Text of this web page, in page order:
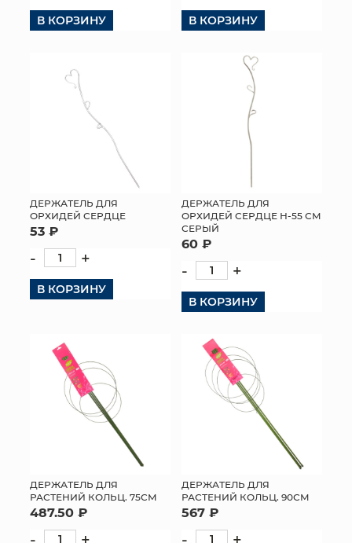
ТОРГОВЫЙ ЦЕНТР
ОПТОВЫМ КЛИЕНТАМ
ДОСТАВКА И ОПЛАТА
КОНТАКТЫ
В КОРЗИНУ В КОРЗИНУ
ДЕРЖАТЕЛЬ ДЛЯ
ОРХИДЕЙ СЕРДЦЕ
53 ₽
- +
В КОРЗИНУ
ДЕРЖАТЕЛЬ ДЛЯ
ОРХИДЕЙ СЕРДЦЕ Н-55 СМ
СЕРЫЙ
60 ₽
- +
В КОРЗИНУ
ДЕРЖАТЕЛЬ ДЛЯ
РАСТЕНИЙ КОЛЬЦ. 75СМ
487.50 ₽
ДЕРЖАТЕЛЬ ДЛЯ
РАСТЕНИЙ КОЛЬЦ. 90СМ
567 ₽